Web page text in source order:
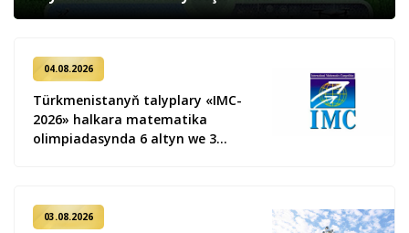
04.08.2026
Türkmenistanyň talyplary «IMC-
2026» halkara matematika
olimpiadasynda 6 altyn we 3
03.08.2026